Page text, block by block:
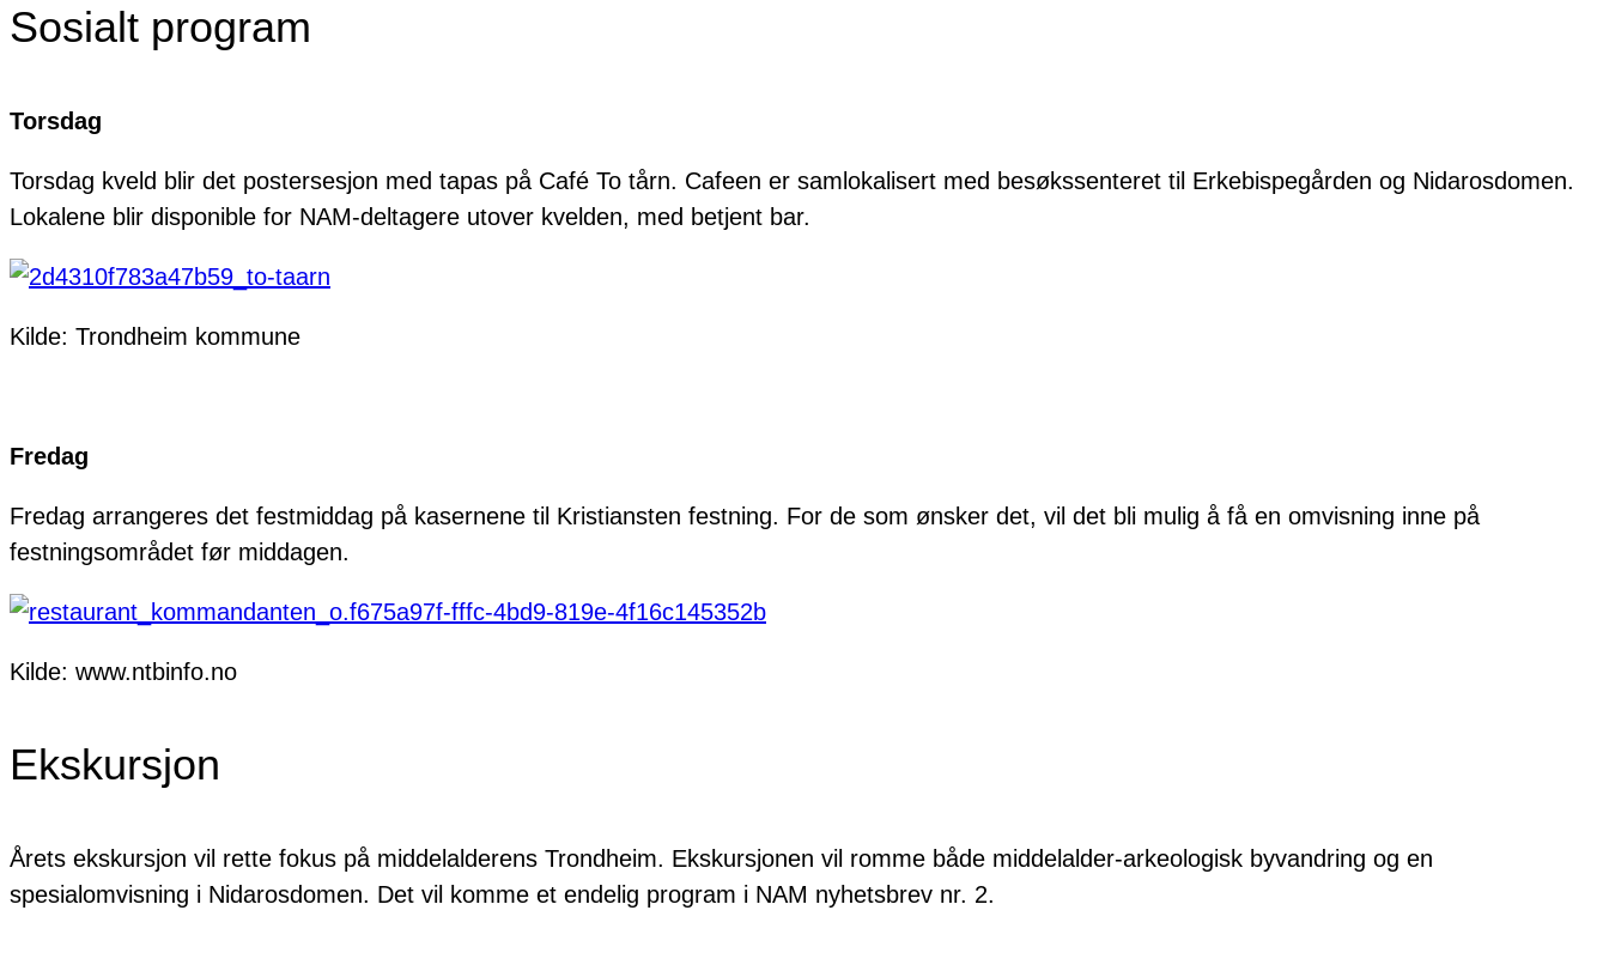
Sosialt program
Torsdag
Torsdag kveld blir det postersesjon med tapas på Café To tårn. Cafeen er samlokalisert med besøkssenteret til Erkebispegården og Nidarosdomen.
Lokalene blir disponible for NAM-deltagere utover kvelden, med betjent bar.
Kilde: Trondheim kommune
Fredag
Fredag arrangeres det festmiddag på kasernene til Kristiansten festning. For de som ønsker det, vil det bli mulig å få en omvisning inne på
festningsområdet før middagen.
Kilde: www.ntbinfo.no
Ekskursjon
Årets ekskursjon vil rette fokus på middelalderens Trondheim. Ekskursjonen vil romme både middelalder-arkeologisk byvandring og en
spesialomvisning i Nidarosdomen. Det vil komme et endelig program i NAM nyhetsbrev nr. 2.